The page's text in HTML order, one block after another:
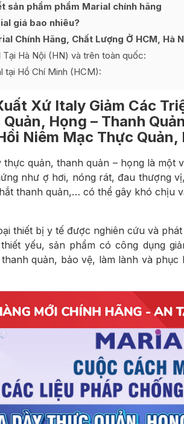
sản phẩm phẩm Marial chính hãng
giá bao nhiêu?
Chính Hãng, Chất Lượng Ở HCM, Hà
Tại Hà Nội (HN) và trên toàn quốc:
tại Hồ Chí Minh (HCM):
Xứ Italy Giảm Các
Họng – Thanh
Niêm Mạc Thực Quản,
thực quản, thanh quản – họng là một
như ợ hơi, nóng rát, đau thượng
thanh quản,… có thể gây khó chịu
thiết bị y tế được nghiên cứu và
yếu, sản phẩm có công dụng
quản, bảo vệ, làm lành và